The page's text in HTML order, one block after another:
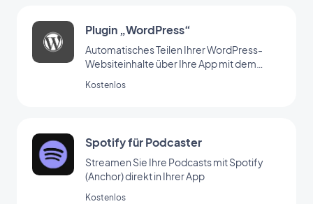
Plugin „WordPress“
Automatisches Teilen Ihrer WordPress-
Websiteinhalte über Ihre App mit dem
Kostenlos
Spotify für Podcaster
Streamen Sie Ihre Podcasts mit Spotify
(Anchor) direkt in Ihrer App
Kostenlos